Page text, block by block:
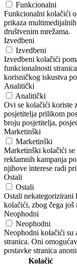
Funkcionalni
Funkcionalni kolačići
prikaza
društvenim mrežama.
Izvedbeni
Izvedbeni
Izvedbeni kolačići
funkcionalnosti
korisničkog iskustva
Analitički
Analitički
Ovi se kolačići koriste
posjetitelja prilikom
broju posjetitelja,
Marketinški
Marketinški
Marketinški kolačići se
reklamnih kampanja
njihove interese radi
Ostali
Ostali
Ostali nekategorizirani
kolačići, zbog čega još
Neophodni
Neophodni
Neophodni kolačići su
stranica. Oni
postavke stranica
Kolačić